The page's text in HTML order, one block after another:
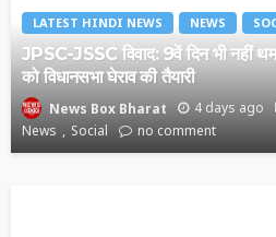
LATEST HINDI NEWS NEWS
JPSC-JSSC विवाद: 9वें दिन भी नहीं
को विधानसभा घेराव की तैयारी
News Box Bharat 4 days ago
News
Social no comment